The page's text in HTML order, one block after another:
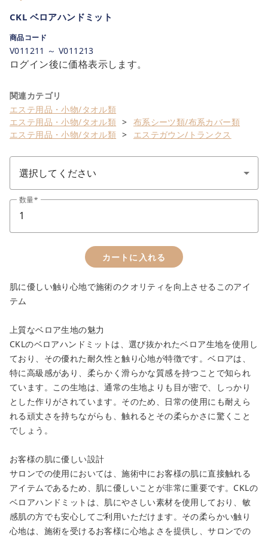
CKL ベロアハンドミット
商品コード
V011211 ～ V011213
ログイン後に価格表示します。
関連カテゴリ
エステ用品・小物/タオル類
エステ用品・小物/タオル類
布系シーツ類/布系カバー類
エステ用品・小物/タオル類
エステガウン/トランクス
数量
カートに入れる
close
カートに追加しました。
肌に優しい触り心地で施術のクオリティを向上させるこのアイ
テム
上質なベロア生地の魅力
CKLのベロアハンドミットは、選び抜かれたベロア生地を使用し
ており、その優れた耐久性と触り心地が特徴です。ベロアは、
特に高級感があり、柔らかく滑らかな質感を持つことで知られ
ています。この生地は、通常の生地よりも目が密で、しっかり
とした作りがされています。そのため、日常の使用にも耐えら
れる頑丈さを持ちながらも、触れるとその柔らかさに驚くこと
でしょう。
お客様の肌に優しい設計
サロンでの使用においては、施術中にお客様の肌に直接触れる
アイテムであるため、肌に優しいことが非常に重要です。CKLの
ベロアハンドミットは、肌にやさしい素材を使用しており、敏
感肌の方でも安心してご利用いただけます。その柔らかい触り
心地は、施術を受けるお客様に心地よさを提供し、サロンでの